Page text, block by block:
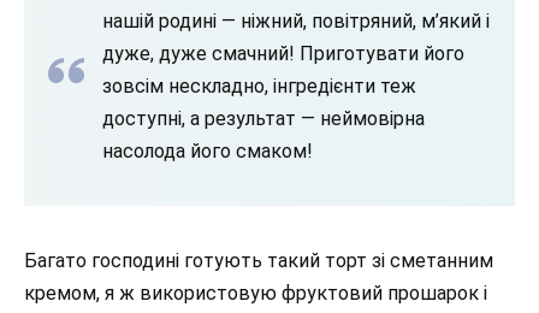
нашій родині — ніжний, повітряний, м’який і
дуже, дуже смачний! Приготувати його
зовсім нескладно, інгредієнти теж
доступні, а результат — неймовірна
насолода його смаком!
Багато господині готують такий торт зі сметанним
кремом, я ж використовую фруктовий прошарок і